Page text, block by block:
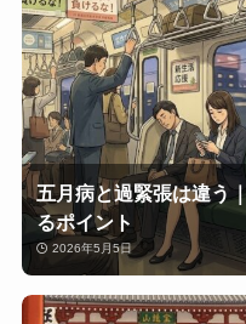
五月病と過緊張は違う
るポイント
2026年5月5日